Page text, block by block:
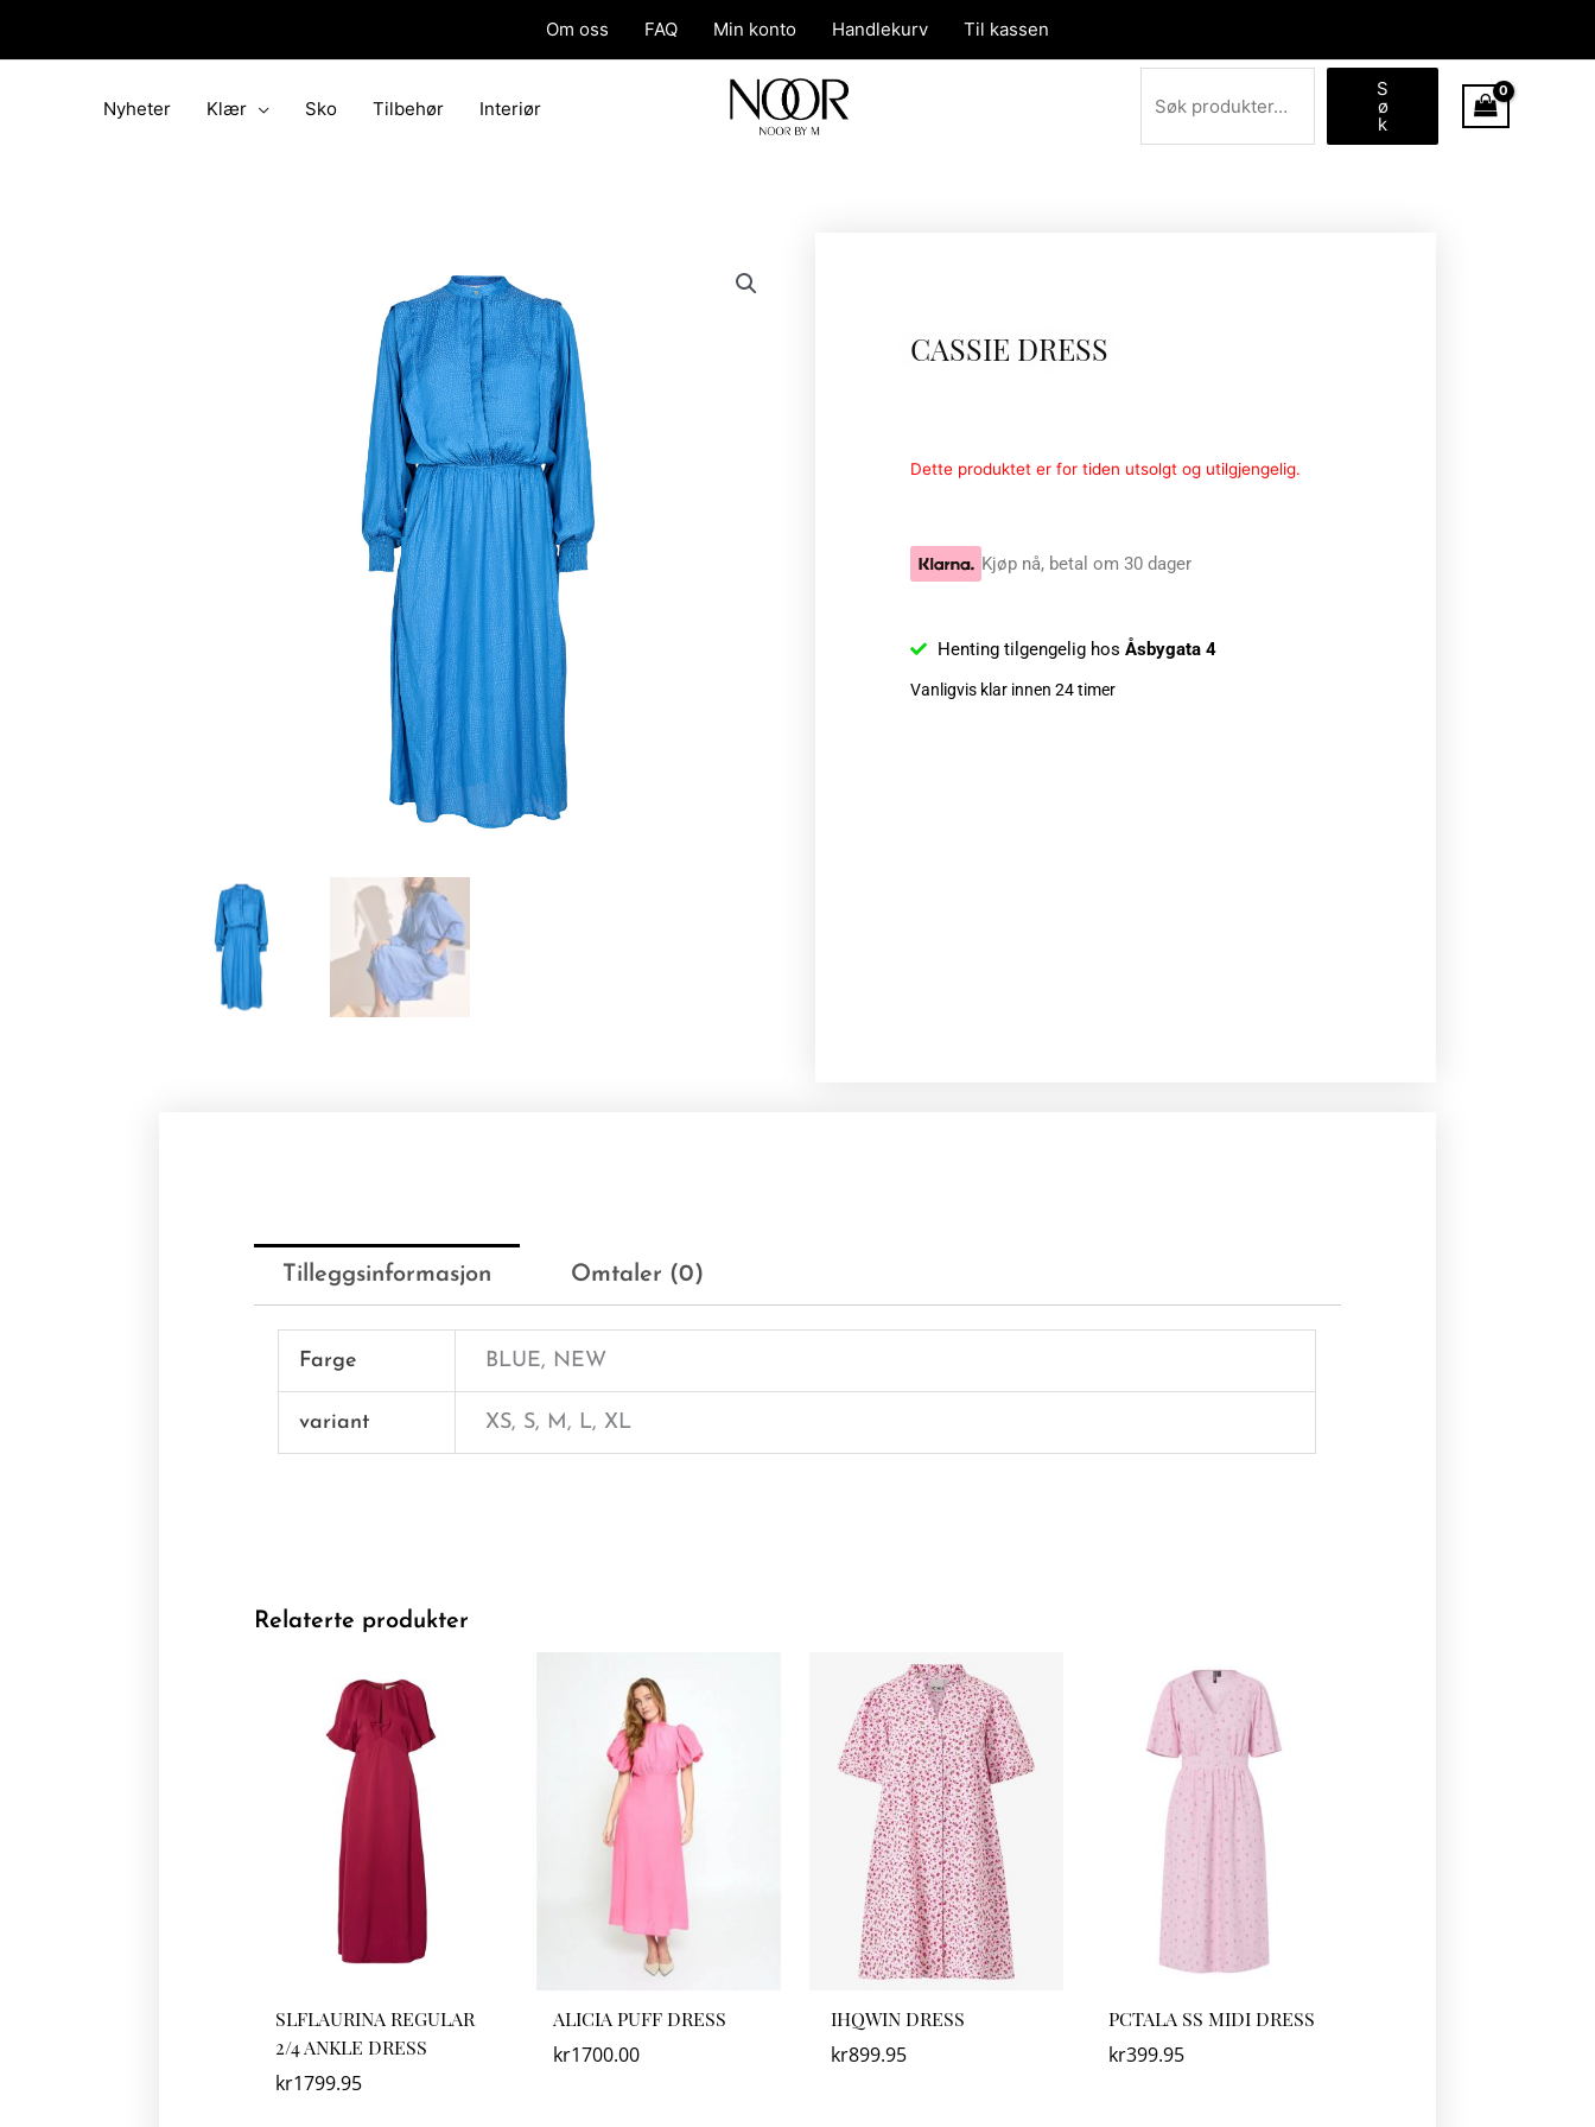
Om oss FAQ Min konto Handlekurv Til kassen
Nyheter Klær Sko Tilbehør Interiør
Søk
S
ø
k
CASSIE DRESS
Dette produktet er for tiden utsolgt og utilgjengelig.
Kjøp nå, betal om 30 dager
Henting tilgengelig hos Åsbygata 4
Vanligvis klar innen 24 timer
Tilleggsinformasjon Omtaler (0)
Farge BLUE, NEW
variant XS, S, M, L, XL
Relaterte produkter
SLFLAURINA REGULAR
2/4 ANKLE DRESS
kr1799.95
ALICIA PUFF DRESS
kr1700.00
IHQWIN DRESS
kr899.95
PCTALA SS MIDI DRESS
kr399.95